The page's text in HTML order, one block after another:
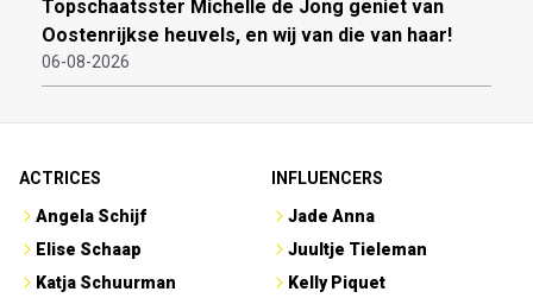
Topschaatsster Michelle de Jong geniet van
Oostenrijkse heuvels, en wij van die van haar!
06-08-2026
ACTRICES
Angela Schijf
Elise Schaap
Katja Schuurman
INFLUENCERS
Jade Anna
Juultje Tieleman
Kelly Piquet